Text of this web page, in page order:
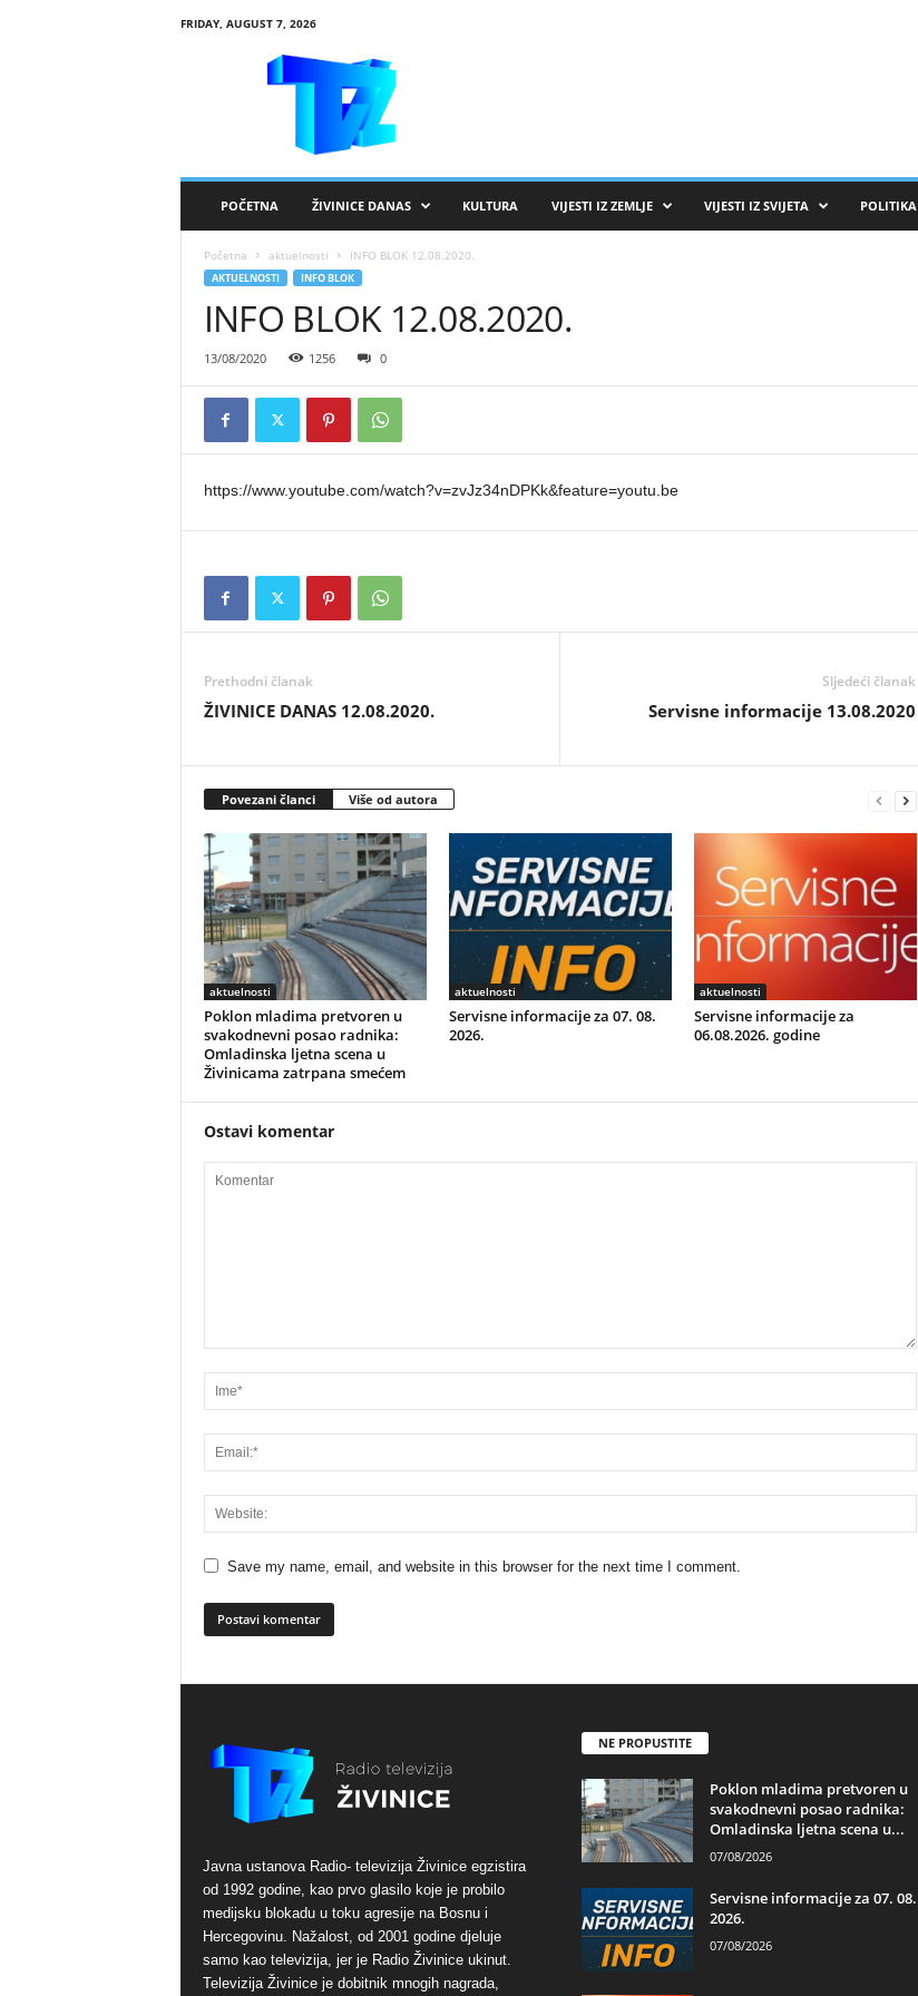
FRIDAY, AUGUST 7, 2026
POČETNA ŽIVINICE DANAS KULTURA VIJESTI IZ ZEMLJE VIJESTI IZ SVIJETA POLITIKA
Početna aktuelnosti INFO BLOK 12.08.2020.
AKTUELNOSTI INFO BLOK
INFO BLOK 12.08.2020.
13/08/2020 1256 0
https://www.youtube.com/watch?v=zvJz34nDPKk&feature=youtu.be
Prethodni članak
ŽIVINICE DANAS 12.08.2020.
Sljedeći članak
Servisne informacije 13.08.2020
Povezani članci Više od autora
aktuelnosti
Poklon mladima pretvoren u
svakodnevni posao radnika:
Omladinska ljetna scena u
Živinicama zatrpana smećem
aktuelnosti
Servisne informacije za 07. 08.
2026.
aktuelnosti
Servisne informacije za
06.08.2026. godine
Ostavi komentar
Save my name, email, and website in this browser for the next time I comment.
Javna ustanova Radio- televizija Živinice egzistira
od 1992 godine, kao prvo glasilo koje je probilo
medijsku blokadu u toku agresije na Bosnu i
Hercegovinu. Nažalost, od 2001 godine djeluje
samo kao televizija, jer je Radio Živinice ukinut.
Televizija Živinice je dobitnik mnogih nagrada,
NE PROPUSTITE
Poklon mladima pretvoren u
svakodnevni posao radnika:
Omladinska ljetna scena u...
07/08/2026
Servisne informacije za 07. 08.
2026.
07/08/2026